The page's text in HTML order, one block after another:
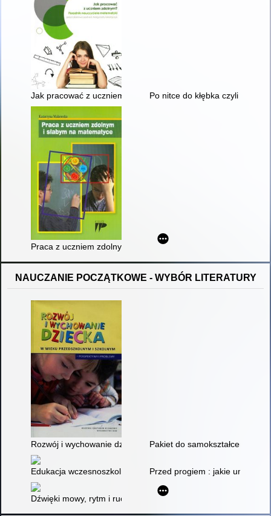
Jak pracować z uczniem zdolnym? : poradnik nauczyciela
Po nitce do kłębka czyli Jak
Praca z uczniem zdolnym i słabym na matematyce
NAUCZANIE POCZĄTKOWE - WYBÓR LITERATURY
Rozwój i wychowanie dziecka w wieku przedszkolnym i
Pakiet do samokształcenia dla
Edukacja wczesnoszkolna w teorii i praktyce : wybrane aspekty
Przed progiem : jakie
Dźwięki mowy, rytm i ruch : Piosenki z zabawami